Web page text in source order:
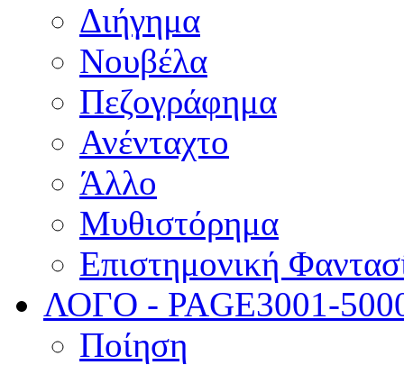
Διήγημα
Νουβέλα
Πεζογράφημα
Ανένταχτο
Άλλο
Μυθιστόρημα
Επιστημονική
ΛΟΓΟ - PAGE3001-
Ποίηση